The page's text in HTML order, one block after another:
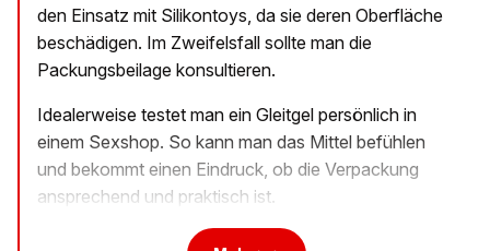
den Einsatz mit Silikontoys, da sie deren Oberfläche
beschädigen. Im Zweifelsfall sollte man die
Packungsbeilage konsultieren.
Idealerweise testet man ein Gleitgel persönlich in
einem Sexshop. So kann man das Mittel befühlen
und bekommt einen Eindruck, ob die Verpackung
ansprechend und praktisch ist.